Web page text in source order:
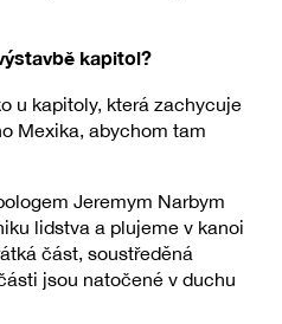
kapitol?
u kapitoly, která zachycuje
Mexika, abychom tam
Jeremym Narbym
lidstva a plujeme v kanoi
část, soustředěná
jsou natočené v duchu